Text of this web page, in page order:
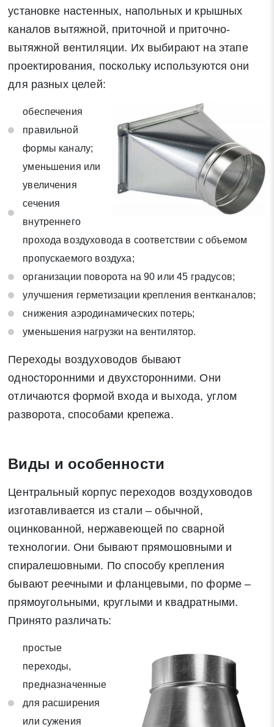
установке настенных, напольных и крышных
каналов вытяжной, приточной и приточно-
вытяжной вентиляции. Их выбирают на этапе
проектирования, поскольку используются они
для разных целей:
обеспечения
правильной
формы каналу;
уменьшения или
увеличения
сечения
внутреннего
прохода воздуховода в соответствии с объемом
пропускаемого воздуха;
организации поворота на 90 или 45 градусов;
улучшения герметизации крепления вентканалов;
снижения аэродинамических потерь;
уменьшения нагрузки на вентилятор.
Переходы воздуховодов бывают
односторонними и двухсторонними. Они
отличаются формой входа и выхода, углом
разворота, способами крепежа.
Виды и особенности
Центральный корпус переходов воздуховодов
изготавливается из стали – обычной,
оцинкованной, нержавеющей по сварной
технологии. Они бывают прямошовными и
спиралешовными. По способу крепления
бывают реечными и фланцевыми, по форме –
прямоугольными, круглыми и квадратными.
Принято различать:
простые
переходы,
предназначенные
для расширения
или сужения